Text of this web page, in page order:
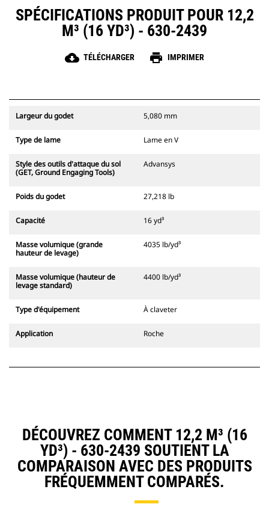
SPÉCIFICATIONS PRODUIT POUR 12,2
M³ (16 YD³) - 630-2439
cloud_download TÉLÉCHARGER print IMPRIMER
Largeur du godet 5,080 mm
Type de lame Lame en V
Style des outils d'attaque du sol
(GET, Ground Engaging Tools)
Advansys
Poids du godet 27,218 lb
Capacité 16 yd³
Masse volumique (grande
hauteur de levage)
4035 lb/yd³
Masse volumique (hauteur de
levage standard)
4400 lb/yd³
Type d'équipement À claveter
Application Roche
DÉCOUVREZ COMMENT 12,2 M³ (16
YD³) - 630-2439 SOUTIENT LA
COMPARAISON AVEC DES PRODUITS
FRÉQUEMMENT COMPARÉS.